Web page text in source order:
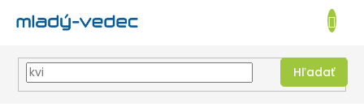
Prejsť
EUR
Hľadať
KOŠÍK